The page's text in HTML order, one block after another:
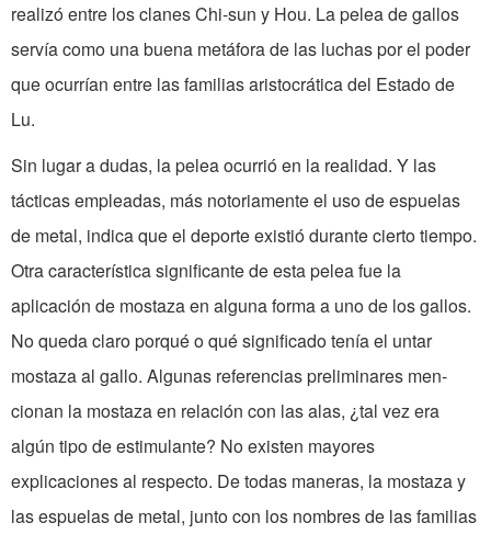
realizó entre los clanes Chi-sun y Hou. La pelea de gallos
servía como una buena metáfora de las luchas por el poder
que ocurrían entre las familias aris­tocrática del Estado de
Lu.
Sin lugar a dudas, la pelea ocurrió en la realidad. Y las
tácticas empleadas, más notoriamente el uso de espuelas
de metal, indica que el deporte existió du­rante cierto tiempo.
Otra característica significante de esta pelea fue la
aplicación de mostaza en alguna forma a uno de los gallos.
No queda claro porqué o qué sig­nificado tenía el untar
mostaza al gallo. Algunas referencias preliminares men­
cionan la mostaza en relación con las alas, ¿tal vez era
algún tipo de estimu­lante? No existen mayores
explicaciones al respecto. De todas maneras, la mos­taza y
las espuelas de metal, junto con los nombres de las familias